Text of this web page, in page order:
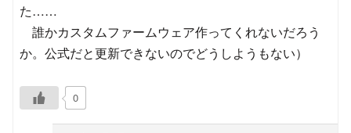
た……
誰かカスタムファームウェア作ってくれないだろう
か。公式だと更新できないのでどうしようもない）
0